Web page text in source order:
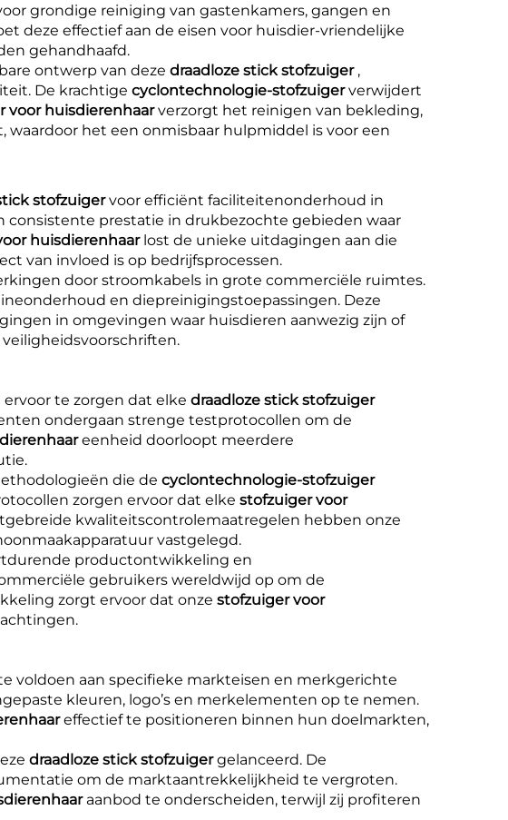
grondige reiniging van gastenkamers, gangen en
deze effectief aan de eisen voor huisdier-vriendelijke
gehandhaafd.
ontwerp van deze draadloze stick stofzuiger ,
De krachtige cyclontechnologie-stofzuigerverwijdert
voor huisdierenhaarverzorgt het reinigen van bekleding,
het een onmisbaar hulpmiddel is voor een
stofzuigervoor efficiënt faciliteitenonderhoud in
consistente prestatie in drukbezochte gebieden waar
huisdierenhaar lost de unieke uitdagingen aan die
van invloed is op bedrijfsprocessen.
door stroomkabels in grote commerciële ruimtes.
en diepreinigingstoepassingen. Deze
in omgevingen waar huisdieren aanwezig zijn of
te zorgen dat elke draadloze stick stofzuiger
ondergaan strenge testprotocollen om de
eenheid doorloopt meerdere
die de cyclontechnologie-stofzuiger
zorgen ervoor dat elke stofzuiger voor
kwaliteitscontrolemaatregelen hebben onze
vastgelegd.
productontwikkeling en
gebruikers wereldwijd op om de
zorgt ervoor dat onze stofzuiger voor
voldoen aan specifieke markteisen en merkgerichte
kleuren, logo’s en merkelementen op te nemen.
effectief te positioneren binnen hun doelmarkten,
draadloze stick stofzuigergelanceerd. De
om de marktaantrekkelijkheid te vergroten.
aanbod te onderscheiden, terwijl zij profiteren